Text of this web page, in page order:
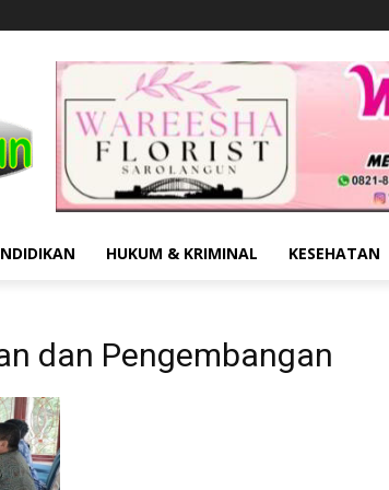
HUKUM & KRIMINAL KESEHATAN
dan Pengembangan